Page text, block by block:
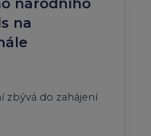
národního
na
zbývá do zahájení